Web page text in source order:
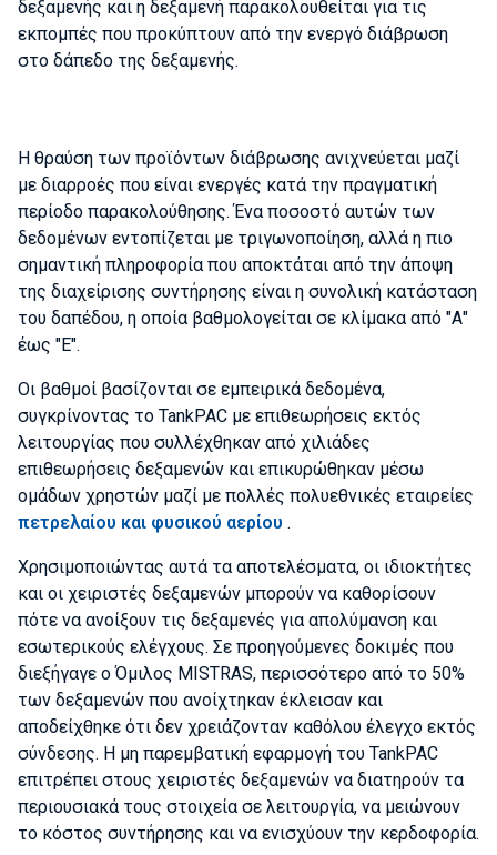
δεξαμενής και η δεξαμενή παρακολουθείται για τις
εκπομπές που προκύπτουν από την ενεργό διάβρωση
στο δάπεδο της δεξαμενής.
Η θραύση των προϊόντων διάβρωσης ανιχνεύεται μαζί
με διαρροές που είναι ενεργές κατά την πραγματική
περίοδο παρακολούθησης. Ένα ποσοστό αυτών των
δεδομένων εντοπίζεται με τριγωνοποίηση, αλλά η πιο
σημαντική πληροφορία που αποκτάται από την άποψη
της διαχείρισης συντήρησης είναι η συνολική κατάσταση
του δαπέδου, η οποία βαθμολογείται σε κλίμακα από "Α"
έως "Ε".
Οι βαθμοί βασίζονται σε εμπειρικά δεδομένα,
συγκρίνοντας το TankPAC με επιθεωρήσεις εκτός
λειτουργίας που συλλέχθηκαν από χιλιάδες
επιθεωρήσεις δεξαμενών και επικυρώθηκαν μέσω
ομάδων χρηστών μαζί με πολλές πολυεθνικές εταιρείες
πετρελαίου και φυσικού αερίου .
Χρησιμοποιώντας αυτά τα αποτελέσματα, οι ιδιοκτήτες
και οι χειριστές δεξαμενών μπορούν να καθορίσουν
πότε να ανοίξουν τις δεξαμενές για απολύμανση και
εσωτερικούς ελέγχους. Σε προηγούμενες δοκιμές που
διεξήγαγε ο Όμιλος MISTRAS, περισσότερο από το 50%
των δεξαμενών που ανοίχτηκαν έκλεισαν και
αποδείχθηκε ότι δεν χρειάζονταν καθόλου έλεγχο εκτός
σύνδεσης. Η μη παρεμβατική εφαρμογή του TankPAC
επιτρέπει στους χειριστές δεξαμενών να διατηρούν τα
περιουσιακά τους στοιχεία σε λειτουργία, να μειώνουν
το κόστος συντήρησης και να ενισχύουν την κερδοφορία.